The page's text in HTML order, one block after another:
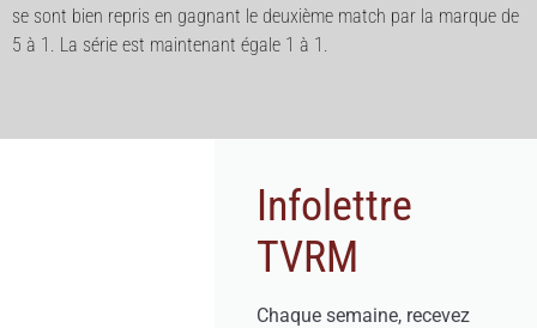
se sont bien repris en gagnant le deuxième match par la marque de
5 à 1. La série est maintenant égale 1 à 1.
Infolettre
TVRM
Chaque semaine, recevez